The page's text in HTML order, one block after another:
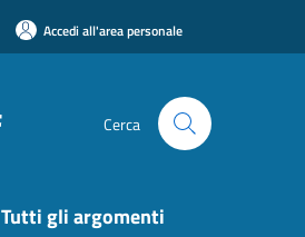
Accedi all'area personale
Cerca
Tutti gli argomenti